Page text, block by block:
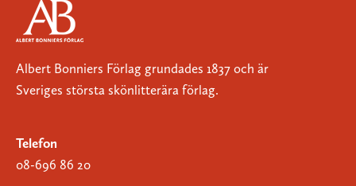
Albert Bonniers Förlag grundades 1837 och är
Sveriges största skönlitterära förlag.
Telefon
08-696 86 20